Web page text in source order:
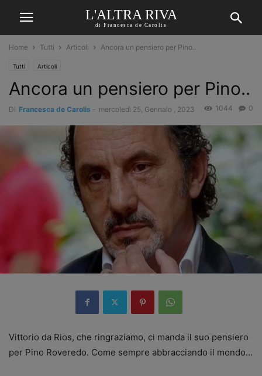
L'ALTRA RIVA
di Francesca de Carolis
Home Tutti Articoli Ancora un pensiero per Pino..
Tutti Articoli
Ancora un pensiero per Pino..
Di Francesca de Carolis - mercoledì 25, Gennaio , 2023 0
1044
Vittorio da Rios, che ringraziamo, ci manda il suo pensiero
per Pino Roveredo. Come sempre abbracciando il mondo…